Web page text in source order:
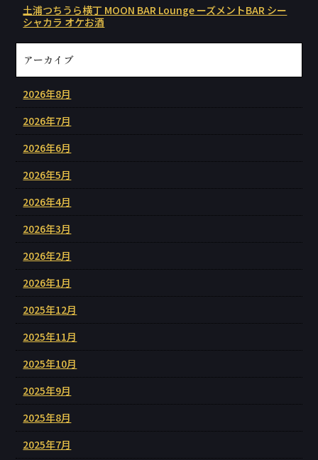
土浦つちうら横丁 MOON BAR Lounge ーズメントBAR シー
シャカラ オケお酒
アーカイブ
2026年8月
2026年7月
2026年6月
2026年5月
2026年4月
2026年3月
2026年2月
2026年1月
2025年12月
2025年11月
2025年10月
2025年9月
2025年8月
2025年7月